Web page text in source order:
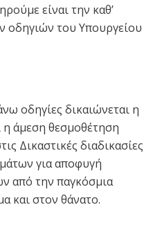
είναι την καθ’
οδηγιών του Υπουργείου
οδηγίες δικαιώνεται η
η άμεση θεσμοθέτηση
Δικαστικές διαδικασίες
για αποφυγή
από την παγκόσμια
και στον θάνατο.